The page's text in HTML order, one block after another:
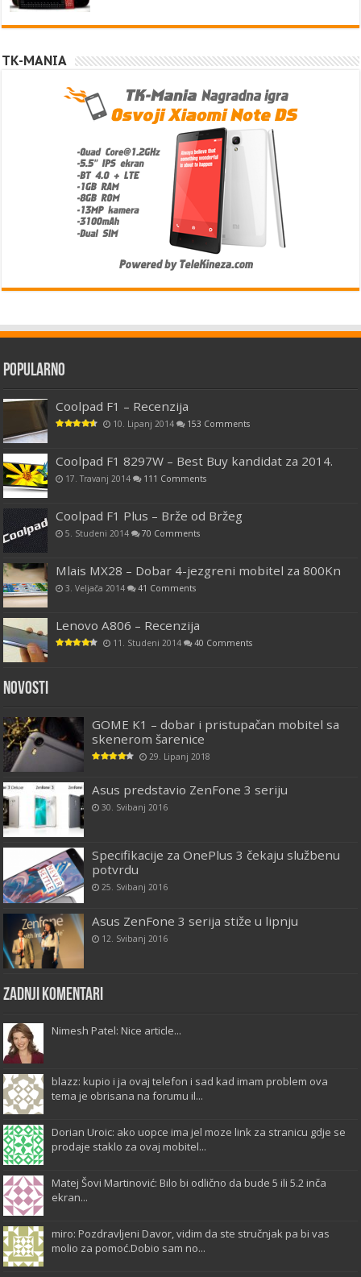
TK-MANIA
Popularno
Coolpad F1 – Recenzija
10. Lipanj 2014 153 Comments
Coolpad F1 8297W – Best Buy kandidat za 2014.
17. Travanj 2014 111 Comments
Coolpad F1 Plus – Brže od Bržeg
5. Studeni 2014 70 Comments
Mlais MX28 – Dobar 4-jezgreni mobitel za 800Kn
3. Veljača 2014 41 Comments
Lenovo A806 – Recenzija
11. Studeni 2014 40 Comments
Novosti
GOME K1 – dobar i pristupačan mobitel sa
skenerom šarenice
29. Lipanj 2018
Asus predstavio ZenFone 3 seriju
30. Svibanj 2016
Specifikacije za OnePlus 3 čekaju službenu
potvrdu
25. Svibanj 2016
Asus ZenFone 3 serija stiže u lipnju
12. Svibanj 2016
Zadnji komentari
Nimesh Patel: Nice article...
blazz: kupio i ja ovaj telefon i sad kad imam problem ova
tema je obrisana na forumu il...
Dorian Uroic: ako uopce ima jel moze link za stranicu gdje se
prodaje staklo za ovaj mobitel...
Matej Šovi Martinović: Bilo bi odlično da bude 5 ili 5.2 inča
ekran...
miro: Pozdravljeni Davor, vidim da ste stručnjak pa bi vas
molio za pomoć.Dobio sam no...